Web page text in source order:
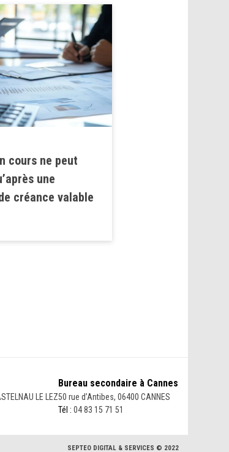
cours ne peut
une
créance valable
LE LEZ
Bureau secondaire à Cannes
50 rue d’Antibes, 06400 CANNES
Tél : 04 83 15 71 51
SEPTEO DIGITAL & SERVICES © 2022